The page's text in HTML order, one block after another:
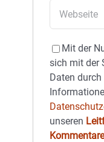
Mit der
sich mit der
Daten
unseren